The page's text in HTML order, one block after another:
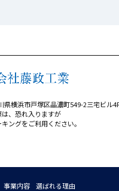
県横浜市戸塚区品濃町549-2三宅ビル
、恐れ入りますが
ングをご利用ください。
事業内容
選ばれる理由